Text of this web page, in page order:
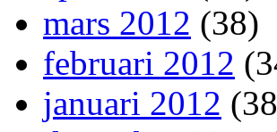
mars 2012 (38)
februari 2012
januari 2012